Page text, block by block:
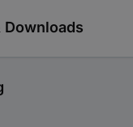
Downloads